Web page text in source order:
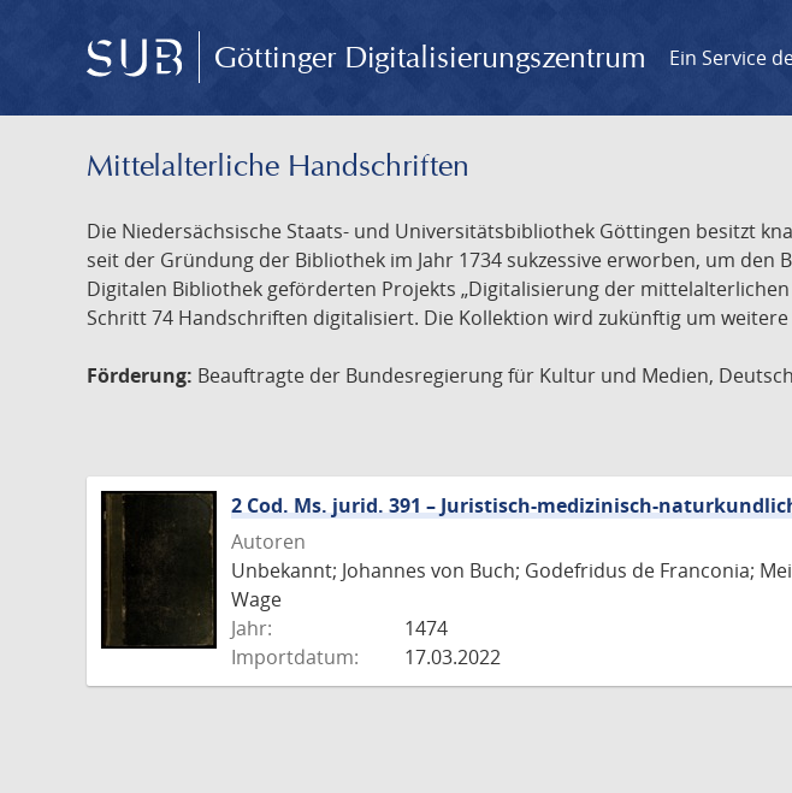
Göttinger Digitalisierungszentrum Ein Service
Mittelalterliche Handschriften
Die Niedersächsische Staats- und Universitätsbibliothek Göttingen besitzt
seit der Gründung der Bibliothek im Jahr 1734 sukzessive erworben, um
Digitalen Bibliothek geförderten Projekts „Digitalisierung der
Schritt 74 Handschriften digitalisiert. Die Kollektion wird zukünftig um
Förderung: Beauftragte der Bundesregierung für Kultur und Medien,
2 Cod. Ms. jurid. 391 – Juristisch-medizinisch-
Autoren
Unbekannt; Johannes von Buch; Godefridus de Franconia;
Wage
Jahr:
1474
Importdatum:
17.03.2022